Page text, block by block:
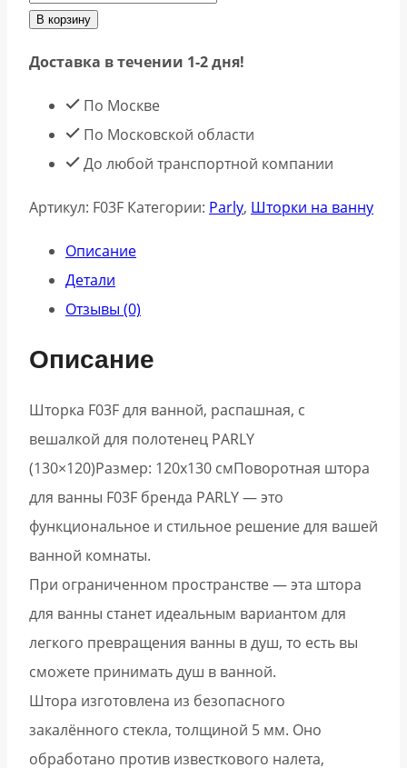
товара
Шторка
для
ванной
F03F
белый
В корзину
Доставка в течении 1-2 дня!
По Москве
По Московской области
До любой транспортной компании
Артикул: F03F Категории: Parly, Шторки на ванну
Описание
Детали
Отзывы (0)
Описание
Шторка F03F для ванной, распашная, с
вешалкой для полотенец PARLY
(130×120)Размер: 120х130 смПоворотная штора
для ванны F03F бренда PARLY — это
функциональное и стильное решение для вашей
ванной комнаты.
При ограниченном пространстве — эта штора
для ванны станет идеальным вариантом для
легкого превращения ванны в душ, то есть вы
сможете принимать душ в ванной.
Штора изготовлена из безопасного
закалённого стекла, толщиной 5 мм. Оно
обработано против известкового налета,